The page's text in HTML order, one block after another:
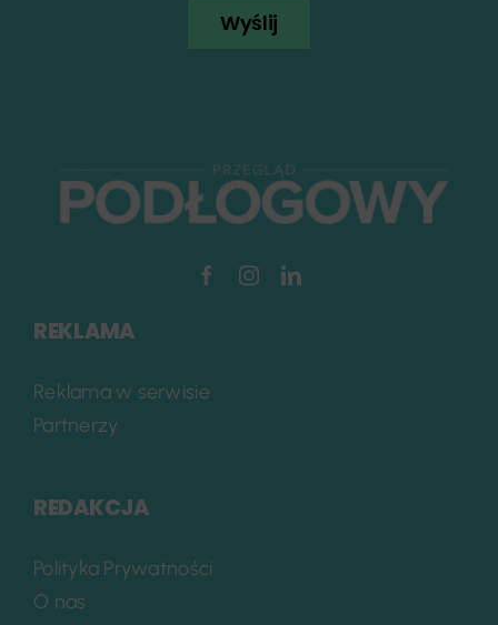
Wyślij
REKLAMA
Reklama w serwisie
Partnerzy
REDAKCJA
Polityka Prywatności
O nas